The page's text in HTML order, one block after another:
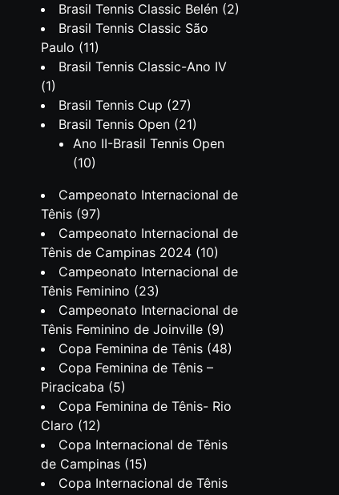
Brasil Tennis Classic Belén (2)
Brasil Tennis Classic São
Paulo (11)
Brasil Tennis Classic-Ano IV
(1)
Brasil Tennis Cup (27)
Brasil Tennis Open (21)
Ano II-Brasil Tennis Open
(10)
Campeonato Internacional de
Tênis (97)
Campeonato Internacional de
Tênis de Campinas 2024 (10)
Campeonato Internacional de
Tênis Feminino (23)
Campeonato Internacional de
Tênis Feminino de Joinville (9)
Copa Feminina de Tênis (48)
Copa Feminina de Tênis –
Piracicaba (5)
Copa Feminina de Tênis- Rio
Claro (12)
Copa Internacional de Tênis
de Campinas (15)
Copa Internacional de Tênis